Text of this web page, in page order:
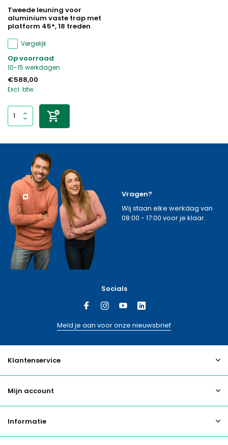
Tweede leuning voor
aluminium vaste trap met
platform 45°, 18 treden
Vergelijk
Op voorraad
10-15 werkdagen
€588,00
Excl. btw
Vragen?
Wij staan elke werkdag van
08:00 - 17:00 voor je klaar.
Socials
Meld je aan voor onze nieuwsbrief
Klantenservice
Mijn account
Informatie